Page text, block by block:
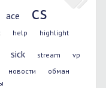
ace cs
help highlight
sick stream vp
новости
обман